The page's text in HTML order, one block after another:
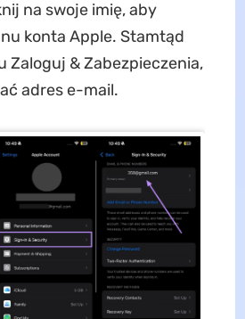
na swoje imię, aby
konta Apple. Stamtąd
Zaloguj & Zabezpieczenia,
adres e-mail.